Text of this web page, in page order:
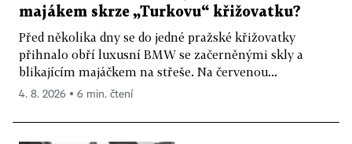
majákem skrze „Turkovu“ křižovatku?
Před několika dny se do jedné pražské křižovatky
přihnalo obří luxusní BMW se začerněnými skly a
blikajícím majáčkem na střeše. Na červenou...
4. 8. 2026 ▪ 6 min. čtení